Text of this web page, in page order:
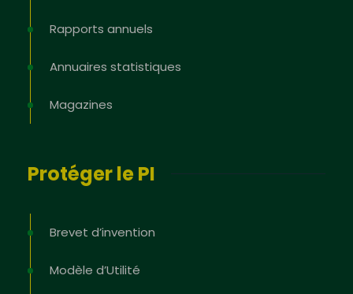
Rapports annuels
Annuaires statistiques
Magazines
Protéger le PI
Brevet d’invention
Modèle d’Utilité